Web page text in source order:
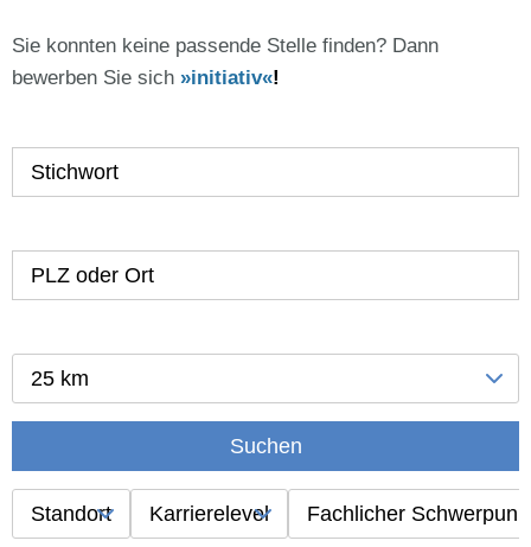
Sie konnten keine passende Stelle finden? Dann
bewerben Sie sich
initiativ !
25 km
Suchen
Standort Karrierelevel Fachlicher